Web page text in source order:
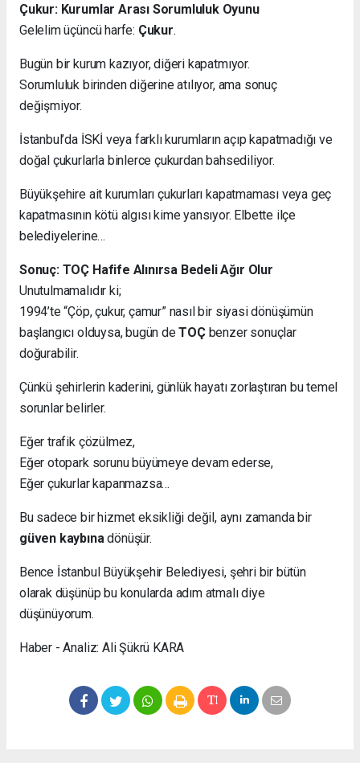
Çukur: Kurumlar Arası Sorumluluk Oyunu
Gelelim üçüncü harfe: Çukur.
Bugün bir kurum kazıyor, diğeri kapatmıyor.
Sorumluluk birinden diğerine atılıyor, ama sonuç
değişmiyor.
İstanbul’da İSKİ veya farklı kurumların açıp kapatmadığı ve
doğal çukurlarla binlerce çukurdan bahsediliyor.
Büyükşehire ait kurumları çukurları kapatmaması veya geç
kapatmasının kötü algısı kime yansıyor. Elbette ilçe
belediyelerine…
Sonuç: TOÇ Hafife Alınırsa Bedeli Ağır Olur
Unutulmamalıdır ki;
1994’te “Çöp, çukur, çamur” nasıl bir siyasi dönüşümün
başlangıcı olduysa, bugün deTOÇbenzer sonuçlar
doğurabilir.
Çünkü şehirlerin kaderini, günlük hayatı zorlaştıran bu temel
sorunlar belirler.
Eğer trafik çözülmez,
Eğer otopark sorunu büyümeye devam ederse,
Eğer çukurlar kapanmazsa…
Bu sadece bir hizmet eksikliği değil, aynı zamanda bir
güven kaybına dönüşür.
Bence İstanbul Büyükşehir Belediyesi, şehri bir bütün
olarak düşünüp bu konularda adım atmalı diye
düşünüyorum.
Haber - Analiz: Ali Şükrü KARA